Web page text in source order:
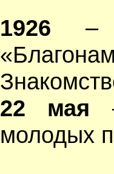
1926 –
22 мая
молодых